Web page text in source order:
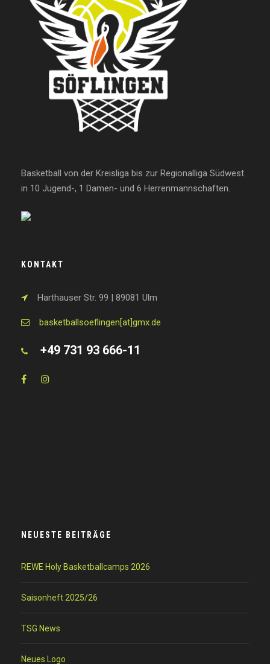
Basketball von der Kreisliga bis zur Regionalliga Südwest
in 10 Jugend-, 1 Damen- und 6 Herrenmannschaften.
KONTAKT
Harthauser Str. 99 | 89081 Ulm
basketballsoeflingen[at]gmx.de
+49 731 93 666-11
NEUESTE BEITRÄGE
REWE Holy Basketballcamps 2026
Saisonheft 2025/26
TSG News
Neues Logo